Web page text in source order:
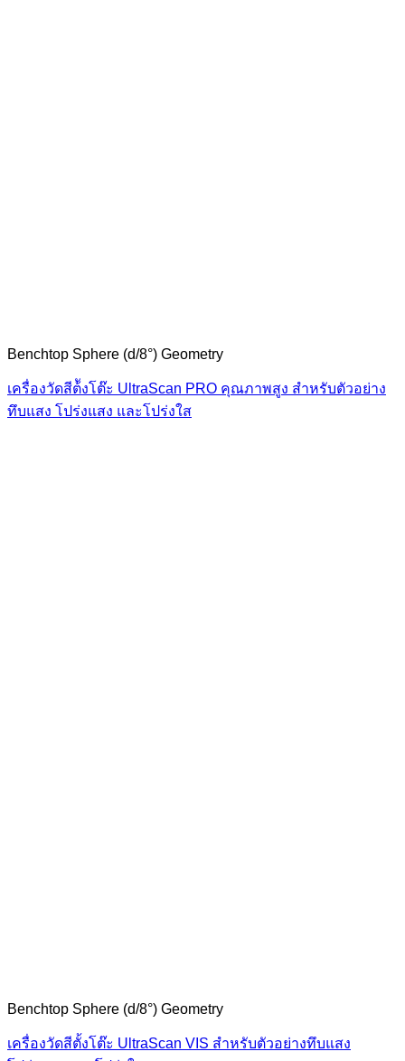
Benchtop Sphere (d/8°) Geometry
เครื่องวัดสีต้ังโต๊ะ UltraScan PRO คุณภาพสูง สำหรับตัวอย่าง
ทึบแสง โปร่งแสง และโปร่งใส
Benchtop Sphere (d/8°) Geometry
เครื่องวัดสีตั้งโต๊ะ UltraScan VIS สำหรับตัวอย่างทึบแสง